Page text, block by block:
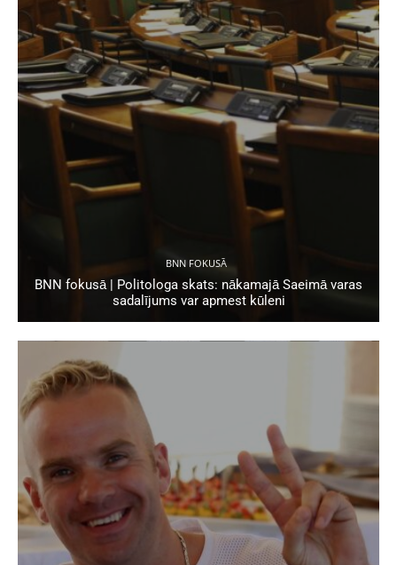
BNN FOKUSĀ
BNN fokusā | Politologa skats: nākamajā Saeimā varas
sadalījums var apmest kūleni